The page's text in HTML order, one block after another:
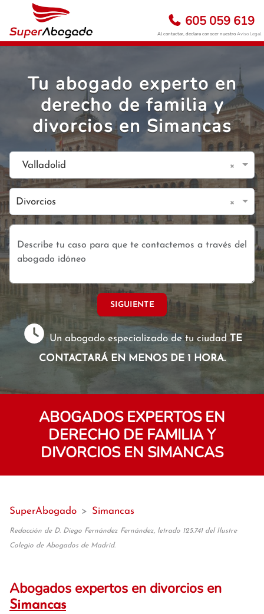
605 059 619
Al contactar, declara conocer nuestroAviso Legal
Tu abogado experto en
derecho de familia y
divorcios en Simancas
Valladolid ×
Divorcios ×
SIGUIENTE
Un abogado especializado de tu ciudadTE
CONTACTARÁ EN MENOS DE 1 HORA.
ABOGADOS EXPERTOS EN
DERECHO DE FAMILIA Y
DIVORCIOS EN SIMANCAS
SuperAbogado > Simancas
Redacción de D. Diego Fernández Fernández, letrado 125.741 del Ilustre
Colegio de Abogados de Madrid.
Abogados expertos en divorcios en
Simancas